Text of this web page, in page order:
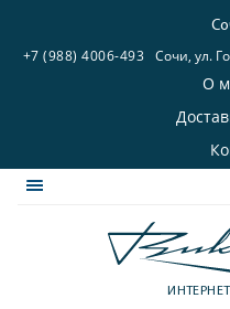
+7 (988) 4006-493 Сочи, ул.
О